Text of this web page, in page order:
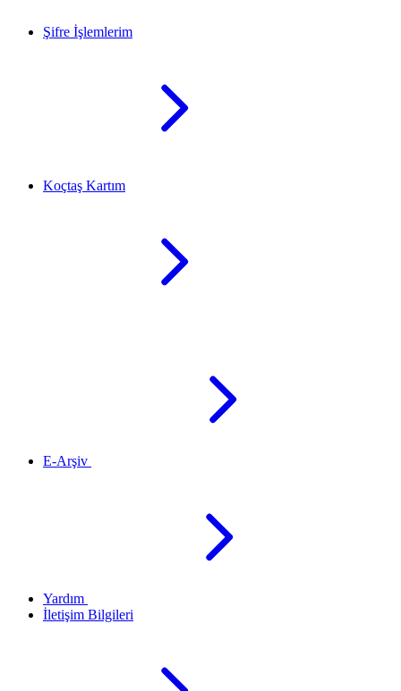
Şifre İşlemlerim
Koçtaş Kartım
E-Arşiv
Yardım
İletişim Bilgileri